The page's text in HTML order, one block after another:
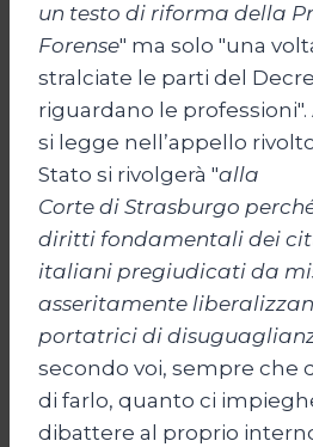
un testo di riforma della
Forense" ma solo "una
stralciate le parti del
riguardano le
si legge nell’appello
Stato si rivolgerà "alla
Corte di Strasburgo
diritti fondamentali dei
italiani pregiudicati da
asseritamente
portatrici di
secondo voi, sempre che
di farlo, quanto ci
dibattere al proprio